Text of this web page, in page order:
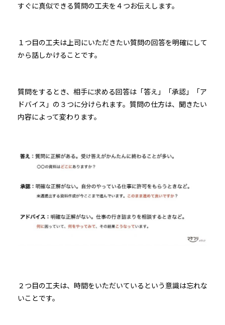
すぐに真似できる質問の工夫を４つお伝えします。
１つ目の工夫は上司にいただきたい質問の回答を明確にして
から話しかけることです。
質問をするとき、相手に求める回答は「答え」「承認」「ア
ドバイス」の３つに分けられます。質問の仕方は、聞きたい
内容によって変わります。
２つ目の工夫は、時間をいただいているという意識は忘れな
いことです。